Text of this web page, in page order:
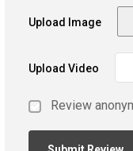
Upload Image
Upload Video
Review